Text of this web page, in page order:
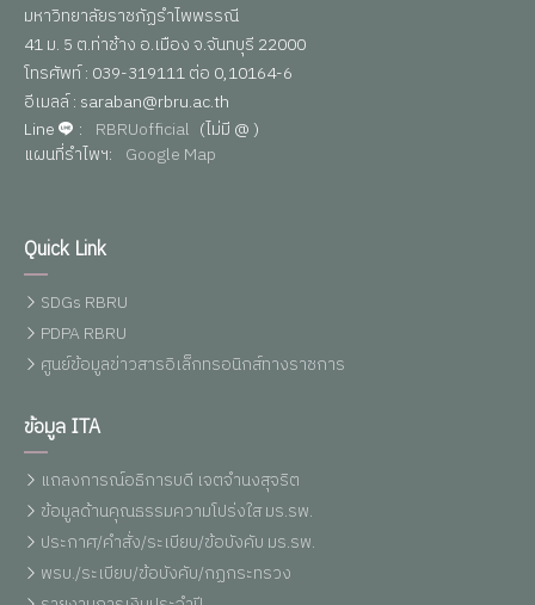
มหาวิทยาลัยราชภัฏรำไพพรรณี
41 ม. 5 ต.ท่าช้าง อ.เมือง จ.จันทบุรี 22000
โทรศัพท์ : 039-319111 ต่อ 0,10164-6
อีเมลล์ : saraban@rbru.ac.th
Line
: RBRUofficial (ไม่มี @ )
แผนที่รำไพฯ: Google Map
Quick Link
SDGs RBRU
PDPA RBRU
ศูนย์ข้อมูลข่าวสารอิเล็กทรอนิกส์ทางราชการ
ข้อมูล ITA
แถลงการณ์อธิการบดี เจตจำนงสุจริต
ข้อมูลด้านคุณธรรมความโปร่งใส มร.รพ.
ประกาศ/คำสั่ง/ระเบียบ/ข้อบังคับ มร.รพ.
พรบ./ระเบียบ/ข้อบังคับ/กฏกระทรวง